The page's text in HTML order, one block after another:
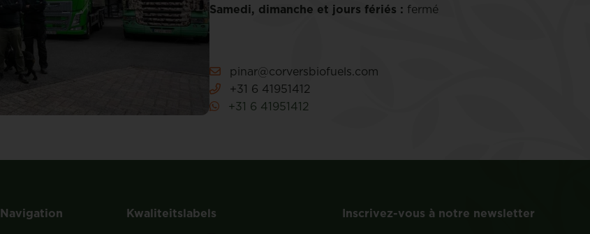
Samedi, dimanche et jours fériés : fermé
pinar@corversbiofuels.com
+31 6 41951412
+31 6 41951412
Navigation Kwaliteitslabels Inscrivez-vous à notre newsletter